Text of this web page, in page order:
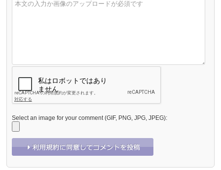
Select an image for your comment (GIF, PNG, JPG, JPEG):